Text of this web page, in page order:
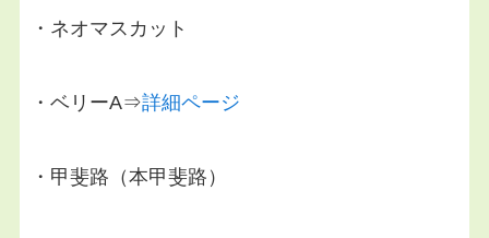
・ネオマスカット
・ベリーA⇒詳細ページ
・甲斐路（本甲斐路）